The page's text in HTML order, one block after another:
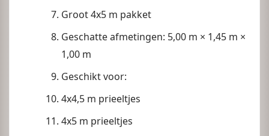
Groot 4x5 m pakket
Geschatte afmetingen: 5,00 m × 1,45 m ×
1,00 m
Geschikt voor:
4x4,5 m prieeltjes
4x5 m prieeltjes